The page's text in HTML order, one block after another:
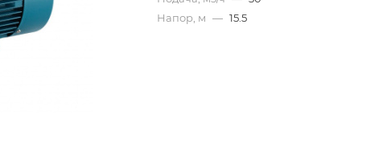
Напор, м — 15.5